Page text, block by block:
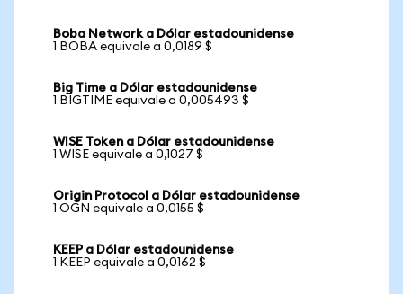
Boba Network a Dólar estadounidense
1 BOBA equivale a 0,0189 $
Big Time a Dólar estadounidense
1 BIGTIME equivale a 0,005493 $
WISE Token a Dólar estadounidense
1 WISE equivale a 0,1027 $
Origin Protocol a Dólar estadounidense
1 OGN equivale a 0,0155 $
KEEP a Dólar estadounidense
1 KEEP equivale a 0,0162 $